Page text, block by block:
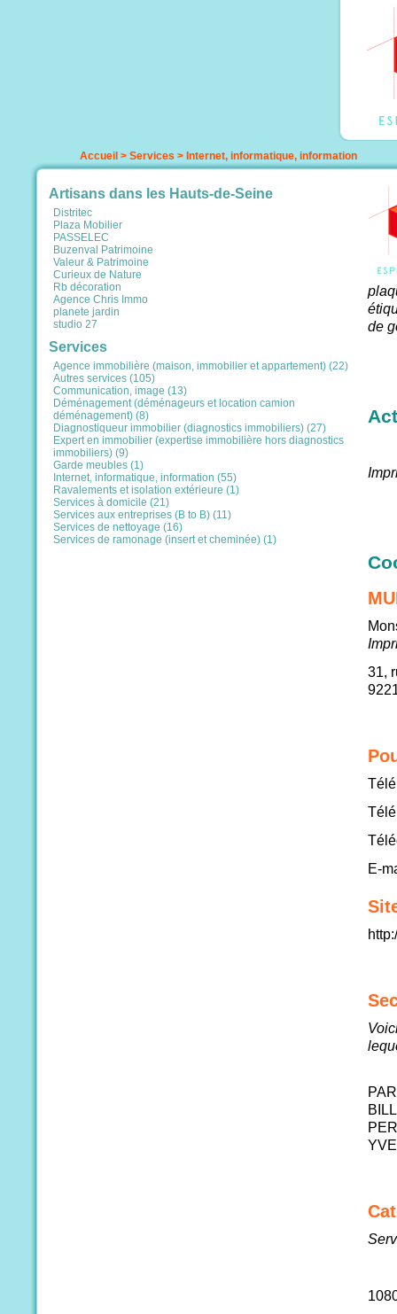
Accueil > Services > Internet, informatique, information
Artisans dans les Hauts-de-Seine
Distritec
Plaza Mobilier
PASSELEC
Buzenval Patrimoine
Valeur & Patrimoine
Curieux de Nature
Rb décoration
Agence Chris Immo
planete jardin
studio 27
Services
Agence immobilière (maison, immobilier et appartement) (22)
Autres services (105)
Communication, image (13)
Déménagement (déménageurs et location camion
déménagement) (8)
Diagnostiqueur immobilier (diagnostics immobiliers) (27)
Expert en immobilier (expertise immobilière hors diagnostics
immobiliers) (9)
Garde meubles (1)
Internet, informatique, information (55)
Ravalements et isolation extérieure (1)
Services à domicile (21)
Services aux entreprises (B to B) (11)
Services de nettoyage (16)
Services de ramonage (insert et cheminée) (1)
de
31,
E-